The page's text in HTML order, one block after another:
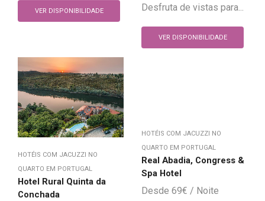
VER DISPONIBILIDADE
Desfruta de vistas para...
VER DISPONIBILIDADE
HOTÉIS COM JACUZZI NO
QUARTO EM PORTUGAL
Hotel Rural Quinta da
Conchada
HOTÉIS COM JACUZZI NO
QUARTO EM PORTUGAL
Real Abadia, Congress &
Spa Hotel
69€